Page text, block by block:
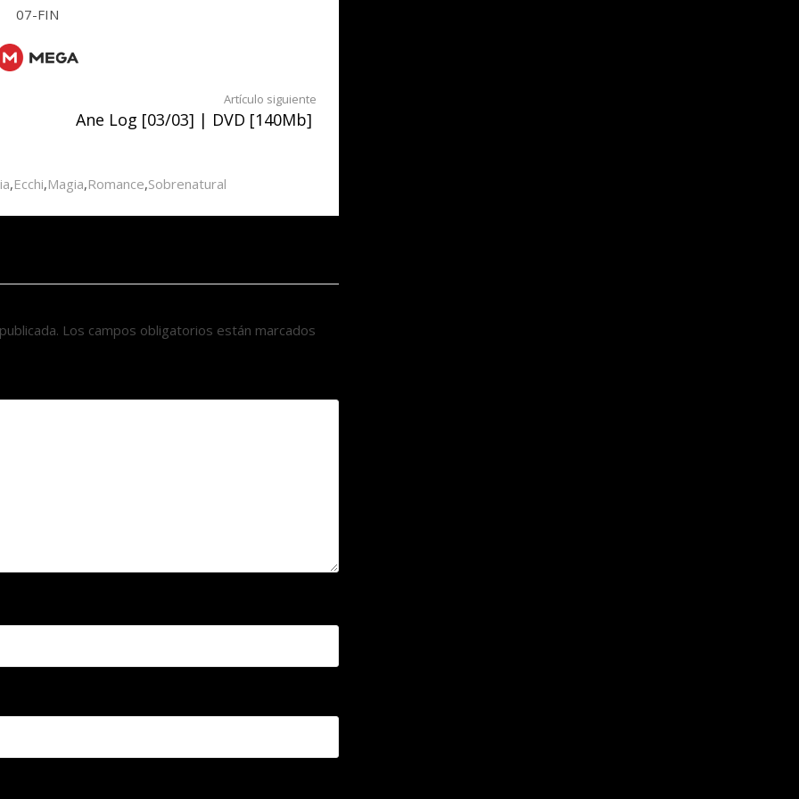
07-FIN
Artículo siguiente
Ane Log [03/03] | DVD [140Mb]
,Ecchi,Magia,Romance,Sobrenatural
Los campos obligatorios están marcados